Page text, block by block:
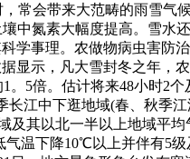
常会带来大范畴的雨雪气
中氮素大幅度提高。雪水
学事理。农做物病虫害防
示，凡大雪封冬之年，
5倍。估计将来48小时2
江中下逛地域(春、秋季
及其以北一半以上地域平
温下降10℃以上并伴有5